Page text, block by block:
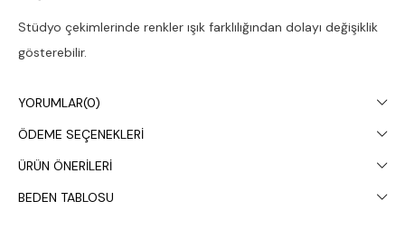
Stüdyo çekimlerinde renkler ışık farklılığından dolayı değişiklik
gösterebilir.
YORUMLAR(0)
ÖDEME SEÇENEKLERI
ÜRÜN ÖNERILERI
BEDEN TABLOSU